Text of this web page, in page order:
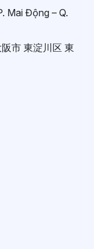
Mai Động – Q.
市 東淀川区 東